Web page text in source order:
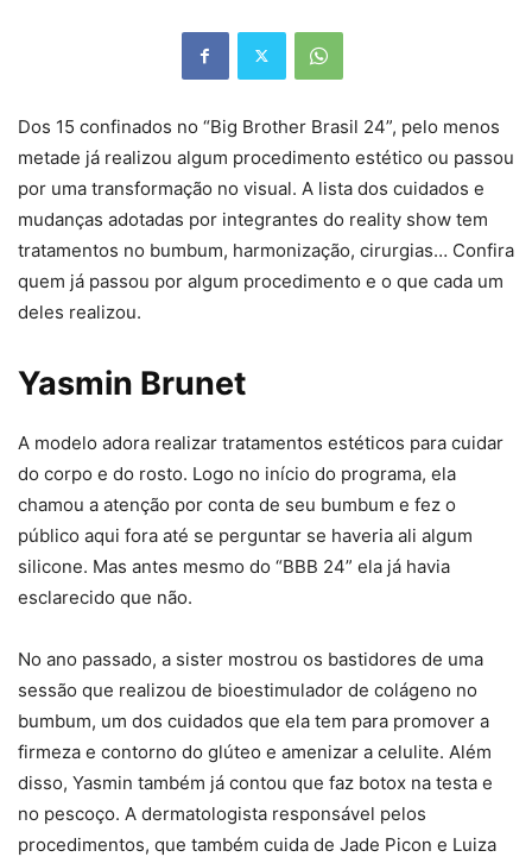
Dos 15 confinados no “Big Brother Brasil 24”, pelo menos
metade já realizou algum procedimento estético ou passou
por uma transformação no visual. A lista dos cuidados e
mudanças adotadas por integrantes do reality show tem
tratamentos no bumbum, harmonização, cirurgias… Confira
quem já passou por algum procedimento e o que cada um
deles realizou.
Yasmin Brunet
A modelo adora realizar tratamentos estéticos para cuidar
do corpo e do rosto. Logo no início do programa, ela
chamou a atenção por conta de seu bumbum e fez o
público aqui fora até se perguntar se haveria ali algum
silicone. Mas antes mesmo do “BBB 24” ela já havia
esclarecido que não.
No ano passado, a sister mostrou os bastidores de uma
sessão que realizou de bioestimulador de colágeno no
bumbum, um dos cuidados que ela tem para promover a
firmeza e contorno do glúteo e amenizar a celulite. Além
disso, Yasmin também já contou que faz botox na testa e
no pescoço. A dermatologista responsável pelos
procedimentos, que também cuida de Jade Picon e Luiza